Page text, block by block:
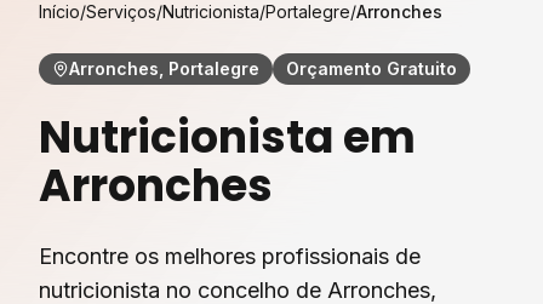
Início/Serviços/Nutricionista/Portalegre/Arronches
Arronches, Portalegre Orçamento Gratuito
Nutricionistaem
Arronches
Encontre os melhores profissionais de
nutricionista no concelho de Arronches,